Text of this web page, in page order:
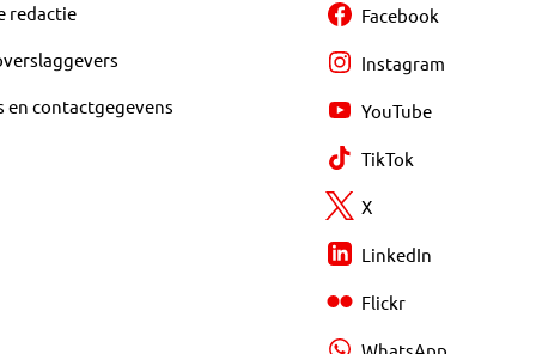
redactie
en contactgegevens
Facebook
Instagram
YouTube
TikTok
X
LinkedIn
Flickr
WhatsApp